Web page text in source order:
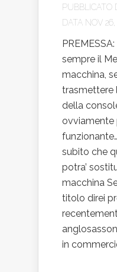
PUBBLICATO
DATA NOV
sempre il
macchina,
trasmettere
della
ovviamente
subito che
potra’
macchina
titolo direi
in